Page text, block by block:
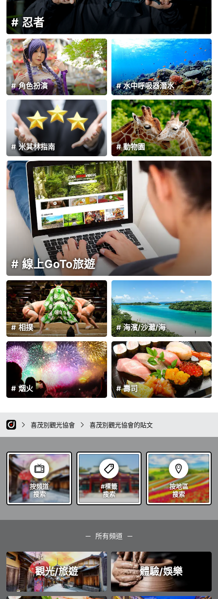
忍者
角色扮演 水中呼吸器潛水
米其林指南 動物園
線上GoTo旅遊
海濱/沙灘/海
相撲
壽司
烟火
喜茂別觀光協會 喜茂別觀光協會的貼文
按頻道
搜索
#標籤
搜索
按地區
搜索
所有頻道
觀光/旅遊 體驗/娛樂